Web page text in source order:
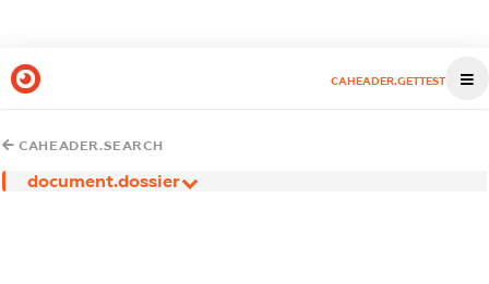
CAHEADER.GETTEST
CAHEADER.SEARCH
document.dossier